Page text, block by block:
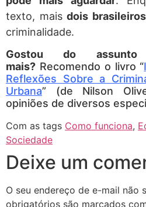
texto, maisdois
criminalidade.
Gostou do
mais? Recomendo o livro “
Reflexões Sobre a
Urbana” (de Nilson
opiniões de diversos
Com as tags Como funciona,
Sociedade
Deixe um
O seu endereço de e-mail não
obrigatórios são marcados